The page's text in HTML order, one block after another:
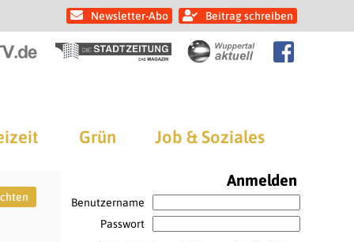
Newsletter-Abo Beitrag schreiben
Grün Job & Soziales
Anmelden
Benutzername
Passwort